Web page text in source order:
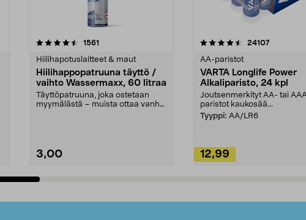
1561
Hiilihapotuslaitteet & maut
Hiilihappopatruuna täyttö /
vaihto Wassermaxx, 60 litraa
Täyttöpatruuna, joka ostetaan
myymälästä – muista ottaa vanha
3,00
4.5viidestä
24107arvostelut
AA-paristot
VARTA Longlife Power
Alkaliparisto, 24 kpl
Joutsenmerkityt AA- tai
paristot kaukosää...
Tyyppi: AA/LR6
12,99
4.5viidestä